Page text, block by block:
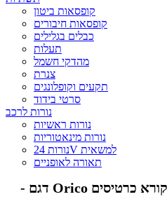
קופסאות ביטון
קופסאות חיבורים
כבלים בגלילים
תעלות
מהדקי חשמל
צנרת
תקעים וקופלונגים
סרטי בידוד
נורות לרכב
נורות ראשיות
נורות מינאטוריות
נורות 24V למשאית
תאורה לאופניים
רכזת 3.0 USB שולחני עם קורא כרטיסים Orico דגם -